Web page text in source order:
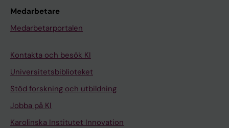
Medarbetare
Medarbetarportalen
Kontakta och besök KI
Universitetsbiblioteket
Stöd forskning och utbildning
Jobba på KI
Karolinska Institutet Innovation